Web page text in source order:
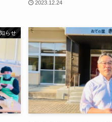
2023.12.24
らせ